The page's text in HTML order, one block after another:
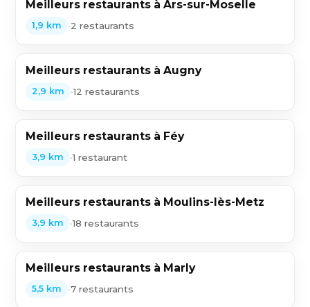
Meilleurs restaurants à Ars-sur-Moselle
1,9 km •2 restaurants
Meilleurs restaurants à Augny
2,9 km •12 restaurants
Meilleurs restaurants à Féy
3,9 km •1 restaurant
Meilleurs restaurants à Moulins-lès-Metz
3,9 km •18 restaurants
Meilleurs restaurants à Marly
5,5 km •7 restaurants